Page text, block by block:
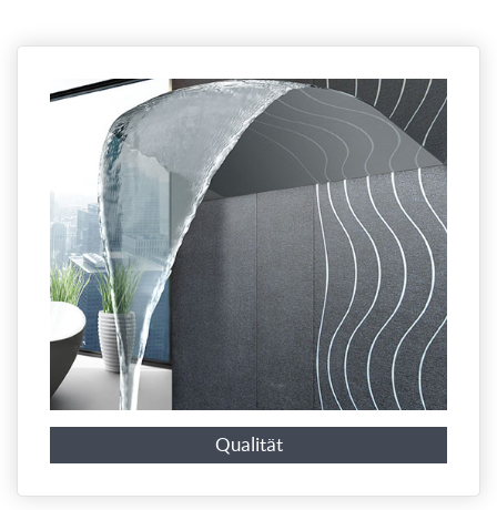
Qualität